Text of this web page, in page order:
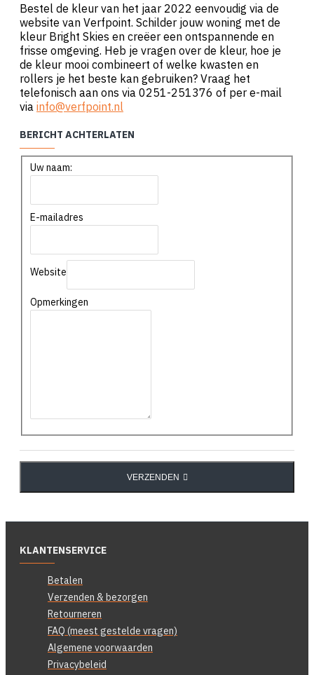
Bestel de kleur van het jaar 2022 eenvoudig via de
website van Verfpoint. Schilder jouw woning met de
kleur Bright Skies en creëer een ontspannende en
frisse omgeving. Heb je vragen over de kleur, hoe je
de kleur mooi combineert of welke kwasten en
rollers je het beste kan gebruiken? Vraag het
telefonisch aan ons via 0251-251376 of per e-mail
via info@verfpoint.nl
BERICHT ACHTERLATEN
Uw naam:
E-mailadres
Website
Opmerkingen
VERZENDEN
KLANTENSERVICE
Betalen
Verzenden & bezorgen
Retourneren
FAQ (meest gestelde vragen)
Algemene voorwaarden
Privacybeleid